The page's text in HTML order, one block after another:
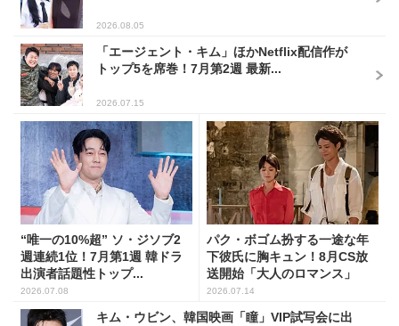
2026.08.05
「エージェント・キム」ほかNetflix配信作が
トップ5を席巻！7月第2週 最新...
2026.07.15
“唯一の10%超” ソ・ジソブ2
週連続1位！7月第1週 韓ドラ
出演者話題性トップ...
2026.07.08
パク・ボゴム扮する一途な年
下彼氏に胸キュン！8月CS放
送開始「大人のロマンス」
韓...
2026.07.14
キム・ウビン、韓国映画「瞳」VIP試写会に出